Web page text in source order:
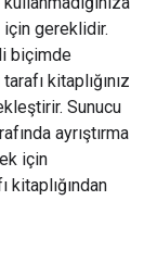
için gereklidir.
biçimde
kitaplığınız
Sunucu
ayrıştırma
için
kitaplığından